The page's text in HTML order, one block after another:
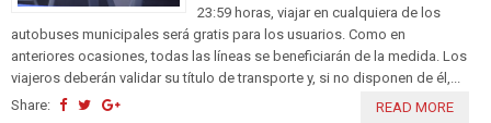
23:59 horas, viajar en cualquiera de los
autobuses municipales será gratis para los usuarios. Como en
anteriores ocasiones, todas las líneas se beneficiarán de la medida. Los
viajeros deberán validar su título de transporte y, si no disponen de él,...
Share:
READ MORE